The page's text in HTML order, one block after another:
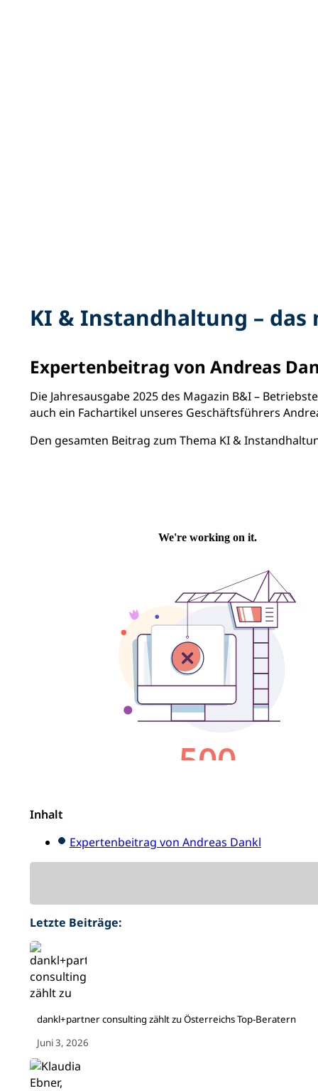
KI & Instandhaltung – das
Expertenbeitrag von Andreas
Die Jahresausgabe 2025 des Magazin B&I –
auch ein Fachartikel unseres Geschäftsführers
Den gesamten Beitrag zum Thema KI &
Inhalt
Expertenbeitrag von Andreas Dankl
Letzte Beiträge:
dankl+partner consulting zählt zu Österreichs Top-Beratern
Juni 3, 2026